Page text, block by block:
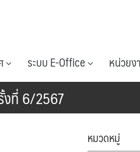
ระบบ E-Office หน่วยง
งที่ 6/2567
หมวดหมู่